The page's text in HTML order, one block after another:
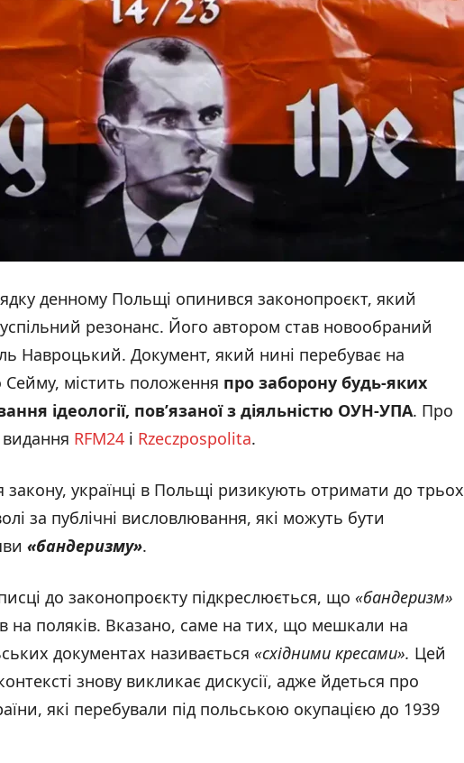
денному Польщі опинився законопроєкт, який
резонанс. Його автором став новообраний
Навроцький. Документ, який нині перебуває на
Сейму, містить положення про заборону будь-яких
ідеології, пов’язаної з діяльністю ОУН-УПА. Про
RFM24 і Rzeczpospolita.
закону, українці в Польщі ризикують отримати до трьох
за публічні висловлювання, які можуть бути
«бандеризму».
до законопроєкту підкреслюється, що «бандеризм»
на поляків. Вказано, саме на тих, що мешкали на
документах називається «східними кресами». Цей
знову викликає дискусії, адже йдеться про
які перебували під польською окупацією до 1939